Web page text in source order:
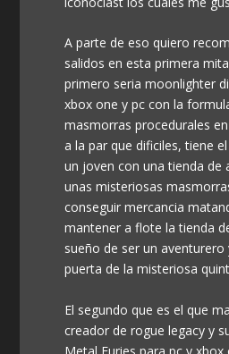
A parte de eso quiero
salidos en esta primera
primero seria moonlighter
xbox one y pc con la
masmorras procedurales
a la par que dificiles, tiene
un joven con una tienda de
unas misteriosas
conseguir mercancia
mantener a flote la tienda
sueño de ser un
puerta de la misteriosa
El segundo que es el que
creador de rogue legacy y
Metal Furies para pc y